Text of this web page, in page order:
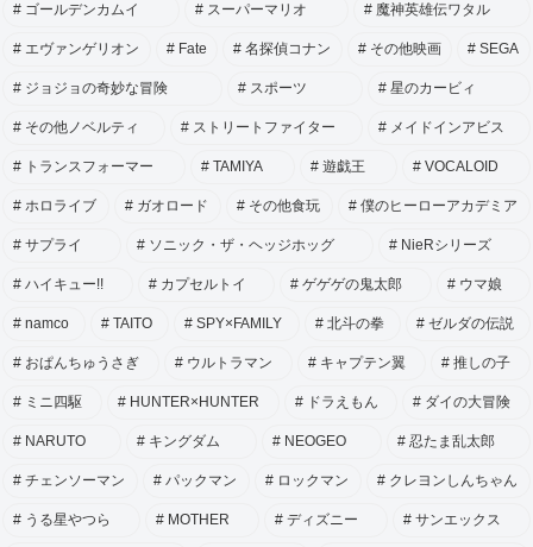
ゴールデンカムイ スーパーマリオ 魔神英雄伝ワタル
エヴァンゲリオン Fate 名探偵コナン その他映画 SEGA
ジョジョの奇妙な冒険 スポーツ 星のカービィ
その他ノベルティ ストリートファイター メイドインアビス
トランスフォーマー TAMIYA 遊戯王 VOCALOID
ホロライブ ガオロード その他食玩 僕のヒーローアカデミア
サプライ ソニック・ザ・ヘッジホッグ NieRシリーズ
ハイキュー!! カプセルトイ ゲゲゲの鬼太郎 ウマ娘
namco TAITO SPY×FAMILY 北斗の拳 ゼルダの伝説
おぱんちゅうさぎ ウルトラマン キャプテン翼 推しの子
ミニ四駆 HUNTER×HUNTER ドラえもん ダイの大冒険
NARUTO キングダム NEOGEO 忍たま乱太郎
チェンソーマン パックマン ロックマン クレヨンしんちゃん
うる星やつら MOTHER ディズニー サンエックス